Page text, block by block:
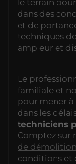
le terrain
dans des
et de
techniques
ampleur et
Le
familiale et
pour mener
dans les
techniciens
Comptez sur
de démolition
conditions et